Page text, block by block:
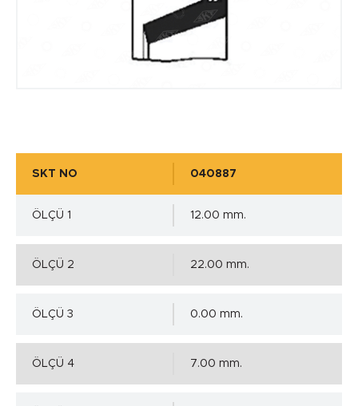
SKT NO 040887
ÖLÇÜ 1 12.00 mm.
ÖLÇÜ 2 22.00 mm.
ÖLÇÜ 3 0.00 mm.
ÖLÇÜ 4 7.00 mm.